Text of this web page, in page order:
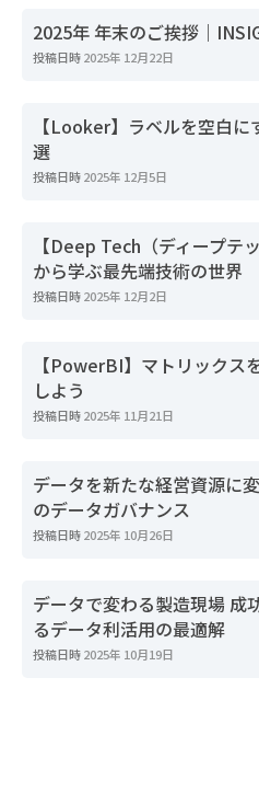
2025年 年末のご挨拶｜
投稿日時2025年 12月22日
【Looker】ラベルを空白に
選
投稿日時2025年 12月5日
【Deep Tech（ディープテ
から学ぶ最先端技術の世界
投稿日時2025年 12月2日
【PowerBI】マトリックス
しよう
投稿日時2025年 11月21日
データを新たな経営資源に
のデータガバナンス
投稿日時2025年 10月26日
データで変わる製造現場 成
るデータ利活用の最適解
投稿日時2025年 10月19日